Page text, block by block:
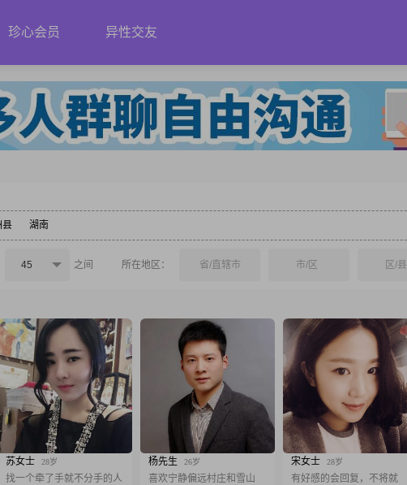
珍心会员 异性交友
县 湖南
45 之间 所在地区： 省/直辖市 市/区 区/县
苏女士 28岁
找一个牵了手就不分手的人
杨先生 26岁
喜欢宁静偏远村庄和雪山
宋女士 28岁
有好感的会回复，不将就